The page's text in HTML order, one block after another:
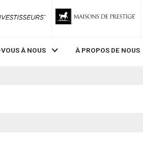
ZoneInvestisseurs RLP
À NOUS À PROPOS DE NOUS